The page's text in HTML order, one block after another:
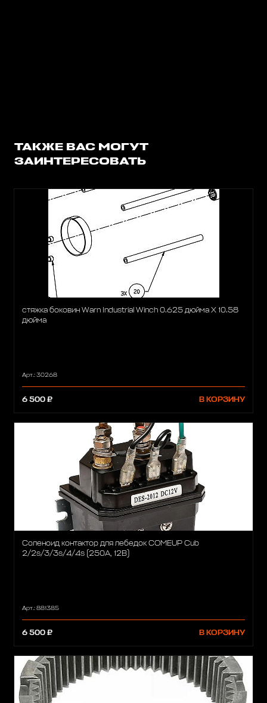
ТАКЖЕ ВАС МОГУТ
ЗАИНТЕРЕСОВАТЬ
стяжка боковин Warn Industrial Winch 0.625 дюйма X 10.58
дюйма
Арт.: 30268
6 500 ₽ В КОРЗИНУ
Соленоид контактор для лебедок COMEUP Cub
2/2s/3/3s/4/4s (250A, 12В)
Арт.: 881385
6 500 ₽ В КОРЗИНУ